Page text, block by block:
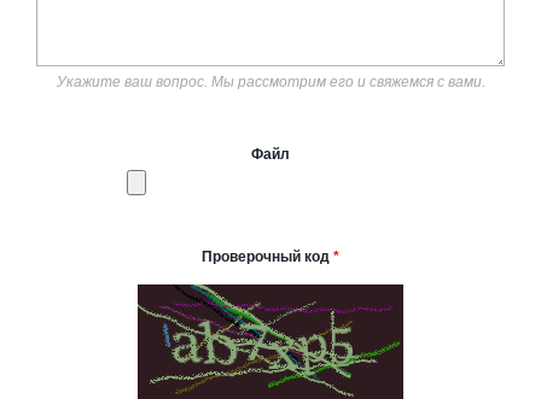
Укажите ваш вопрос. Мы рассмотрим его и свяжемся с вами.
Файл
Проверочный код *